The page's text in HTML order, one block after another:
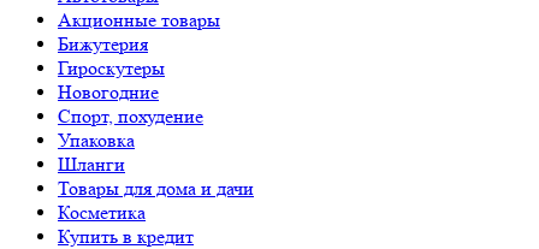
Акционные товары
Бижутерия
Гироскутеры
Новогодние
Спорт, похудение
Упаковка
Шланги
Товары для дома и дачи
Косметика
Купить в кредит